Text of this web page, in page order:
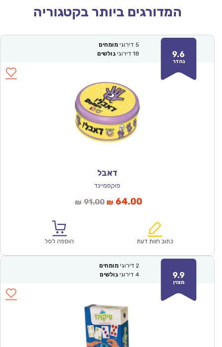
המדורגים ביותר בקטגוריה
9.6
נהדר
5 דירוגי מומחים
18 דירוגי גולשים
דאבל
פוקסמיינד
₪ 91.00המחיר
₪91.00.
₪ 64.00המחיר
הוא:
כתוב חוות דעת הוספה לסל
9.9
מצוין
2 דירוגי מומחים
4 דירוגי גולשים